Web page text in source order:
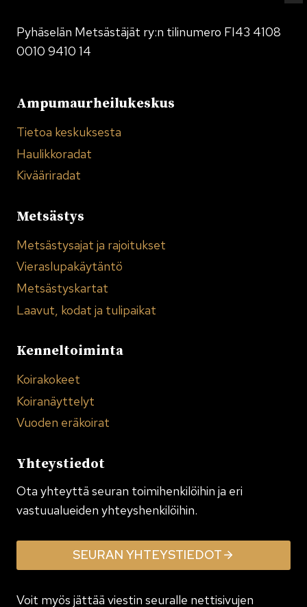
Pyhäselän Metsästäjät ry:n tilinumero FI43 4108
0010 9410 14
Ampumaurheilukeskus
Tietoa keskuksesta
Haulikkoradat
Kivääriradat
Metsästys
Metsästysajat ja rajoitukset
Vieraslupakäytäntö
Metsästyskartat
Laavut, kodat ja tulipaikat
Kenneltoiminta
Koirakokeet
Koiranäyttelyt
Vuoden eräkoirat
Yhteystiedot
Ota yhteyttä seuran toimi­henkilöihin ja eri
vastuualueiden yhteyshenkilöihin.
SEURAN YHTEYSTIEDOT
Voit myös jättää viestin seuralle nettisivujen